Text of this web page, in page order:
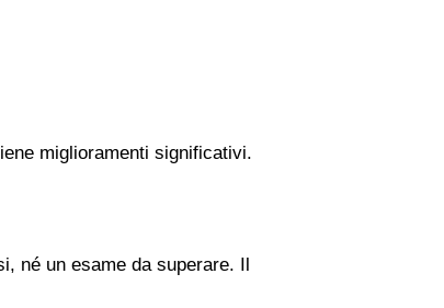
miglioramenti significativi.
né un esame da superare. Il